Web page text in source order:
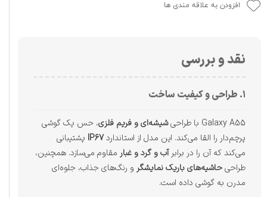
افزودن به علاقه مندی ها
نقد و بررسی
۱. طراحی و کیفیت ساخت
Galaxy A55 با طراحی شیشه‌ای و فریم فلزی، حس یک گوشی
پرچم‌دار را القا می‌کند. این مدل از استانداردIP67 پشتیبانی
می‌کند که آن را در برابرآب و گرد و غبار مقاوم می‌سازد. همچنین،
طراحیحاشیه‌های باریک نمایشگر و رنگ‌های جذاب، جلوه‌ای
مدرن به گوشی داده است.